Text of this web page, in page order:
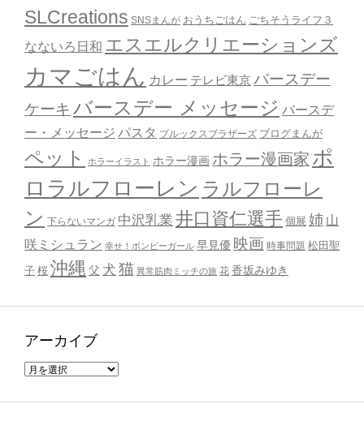
SLCreations SNSまんが おうちごはん ごちそうライフ３
なないろ日和 エスエルクリエーションズ
カマごはん カレー テレビ東京バースデー
ケーキ バースデー メッセージ バースデ
ー・メッセージ パスタ ブルックスブラザーズ ブログまんが
ペット ホラーイラスト ホラー漫画 ホラー漫画家 ポ
ロラルフローレン ラルフローレ
ン 下らないマンガ 中沢乳業 井口資仁選手 個展 姉 山
咲ミシュラン 幸せ！ボンビーガール 早見優 映画 時事問題 松田聖
子 桜 沖縄 父 犬 猫 異常筋肉ミッチの旅 花 香坂みゆき
アーカイブ
ア